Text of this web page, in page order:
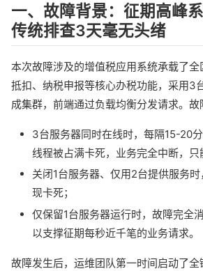
一、故障背景：征期高峰
传统排查3天毫无头绪
本次故障涉及的增值税应用系统承载了
抵扣、纳税申报等核心办税功能，采用3
成集群，前端通过负载均衡分发请求。故
3台服务器同时在线时，每隔15-20
线程被占满卡死，业务完全中断，只
关闭1台服务器、仅用2台提供服务
现卡死；
仅保留1台服务器运行时，故障完全
以支撑征期每秒近千笔的业务请求。
故障发生后，运维团队第一时间启动了全